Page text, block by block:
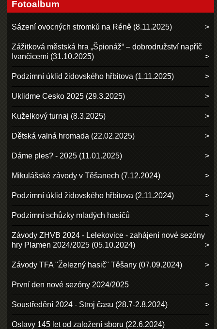
Fotoalbum
Sázení ovocných stromků na Réně (8.11.2025)
Zážitková městská hra „Špionáž“ – dobrodružství napříč
Ivančicemi (31.10.2025)
Podzimní úklid židovského hřbitova (1.11.2025)
Uklidme Cesko 2025 (29.3.2025)
Kuželkový turnaj (8.3.2025)
Dětská valná hromada (22.02.2025)
Dáme ples? - 2025 (11.01.2025)
Mikulášské závody v Těšanech (7.12.2024)
Podzimní úklid židovského hřbitova (2.11.2024)
Podzimní schůzky mladých hasičů
Závody ZHVB 2024 - Lelekovice - zahájení nové sezóny
hry Plamen 2024/2025 (05.10.2024)
Závody TFA "Železný hasič" Těšany (07.09.2024)
První den nové sezóny 2024/2025
Soustředění 2024 - Stroj času (28.7-2.8.2024)
Oslavy 145 let od založení sboru (22.6.2024)